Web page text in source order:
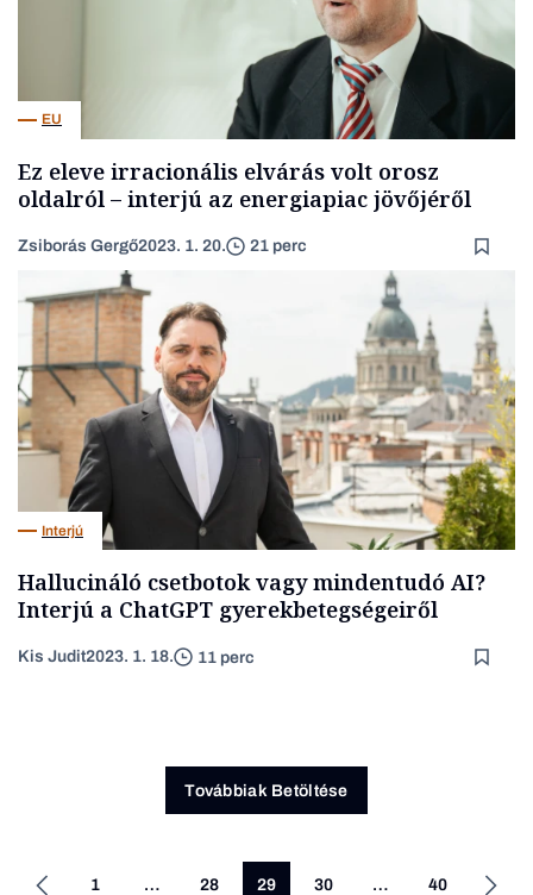
EU
Ez eleve irracionális elvárás volt orosz
oldalról – interjú az energiapiac jövőjéről
Zsiborás Gergő2023. 1. 20. 21 perc
Interjú
Hallucináló csetbotok vagy mindentudó AI?
Interjú a ChatGPT gyerekbetegségeiről
Kis Judit2023. 1. 18. 11 perc
Továbbiak Betöltése
1 … 28 29 30 … 40